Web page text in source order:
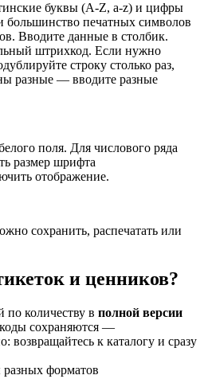
буквы (A-Z, a-z) и цифры
печатных символов
Вводите данные в столбик.
штрихкод. Если нужно
строку столько раз,
разные — вводите разные
поля. Для числового ряда
размер шрифта
отображение.
сохранить, распечатать или
и ценников?
по количеству в полной версии
сохраняются —
возвращайтесь к каталогу и сразу